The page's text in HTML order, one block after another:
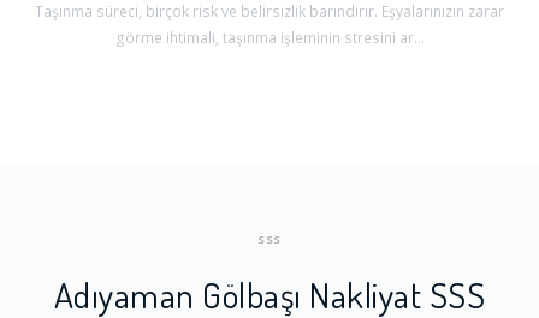
Taşınma süreci, birçok risk ve belirsizlik barındırır. Eşyalarınızın zarar
görme ihtimali, taşınma işleminin stresini ar...
SSS
Adıyaman Gölbaşı Nakliyat SSS